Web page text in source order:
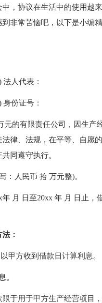
，协议在生活中的使用越
非常苦恼吧，以下是小编
人代表：
份证号：
元的有限责任公司，因生产
律、法规，在平等、自愿
同遵守执行。
：人民币 拾 万元整)。
年 月 日至20xx 年 月 日止
：
甲方收到借款日计算利息。
。
限于用于甲方生产经营项目